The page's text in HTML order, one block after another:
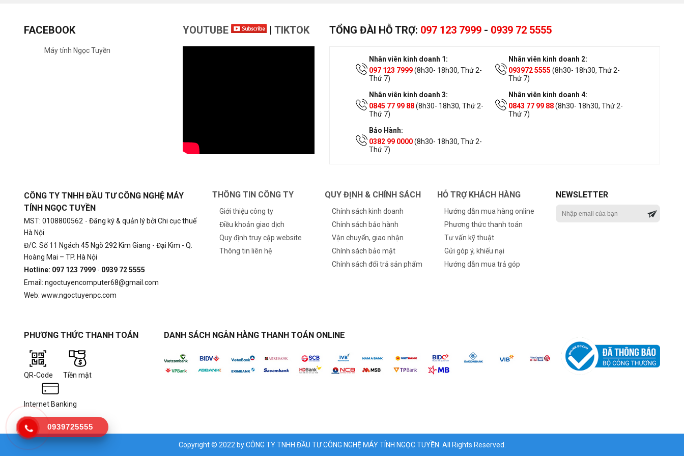
FACEBOOK
Máy tính Ngọc Tuyền
YOUTUBE | TIKTOK TỔNG ĐÀI HỖ TRỢ: 097 123 7999 - 0939 72 5555
Nhân viên kinh doanh 1:
097 123 7999(8h30- 18h30, Thứ 2-
Thứ 7)
Nhân viên kinh doanh 2:
093972 5555 (8h30- 18h30, Thứ 2-
Thứ 7)
Nhân viên kinh doanh 3:
0845 77 99 88(8h30- 18h30, Thứ 2-
Thứ 7)
Nhân viên kinh doanh 4:
0843 77 99 88(8h30- 18h30, Thứ 2-
Thứ 7)
Bảo Hành:
0382 99 0000(8h30- 18h30, Thứ 2-
Thứ 7)
CÔNG TY TNHH ĐẦU TƯ CÔNG NGHỆ MÁY
TÍNH NGỌC TUYỀN
MST: 0108800562 - Đăng ký & quản lý bởi Chi cục thuế
Hà Nội
Đ/C: Số 11 Ngách 45 Ngõ 292 Kim Giang - Đại Kim - Q.
Hoàng Mai – TP. Hà Nội
Hotline: 097 123 7999 - 0939 72 5555
Email: ngoctuyencomputer68@gmail.com
Web: www.ngoctuyenpc.com
THÔNG TIN CÔNG TY
Giới thiệu công ty
Điều khoản giao dịch
Quy định truy cập website
Thông tin liên hệ
QUY ĐỊNH & CHÍNH SÁCH
Chính sách kinh doanh
Chính sách bảo hành
Vận chuyển, giao nhận
Chính sách bảo mật
Chính sách đổi trả sản phẩm
HỖ TRỢ KHÁCH HÀNG
Hướng dẫn mua hàng online
Phương thức thanh toán
Tư vấn kỹ thuật
Gửi góp ý, khiếu nại
Hướng dẫn mua trả góp
NEWSLETTER
PHƯƠNG THỨC THANH TOÁN
QR-Code Tiền mặt
Internet Banking
DANH SÁCH NGÂN HÀNG THANH TOÁN ONLINE
Copyright © 2022 by CÔNG TY TNHH ĐẦU TƯ CÔNG NGHỆ MÁY TÍNH NGỌC TUYỀN All Rights Reserved.
0939725555